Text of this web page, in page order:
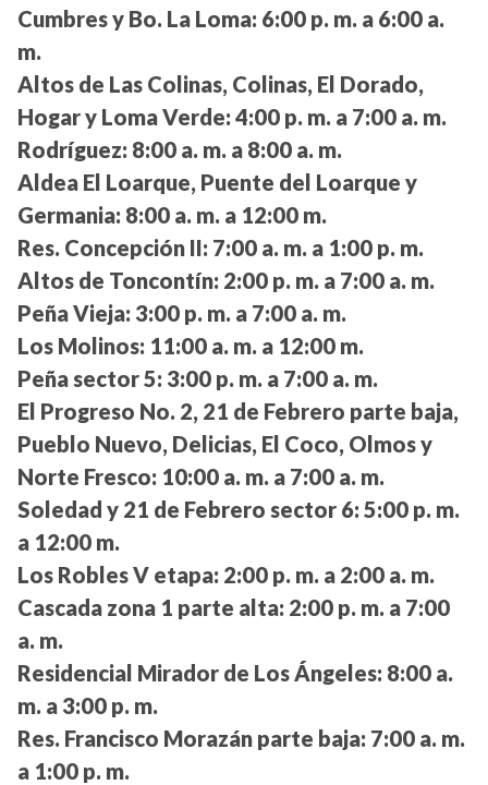
Cumbres y Bo. La Loma: 6:00 p. m. a 6:00 a.
m.
Altos de Las Colinas, Colinas, El Dorado,
Hogar y Loma Verde: 4:00 p. m. a 7:00 a. m.
Rodríguez: 8:00 a. m. a 8:00 a. m.
Aldea El Loarque, Puente del Loarque y
Germania: 8:00 a. m. a 12:00 m.
Res. Concepción II: 7:00 a. m. a 1:00 p. m.
Altos de Toncontín: 2:00 p. m. a 7:00 a. m.
Peña Vieja: 3:00 p. m. a 7:00 a. m.
Los Molinos: 11:00 a. m. a 12:00 m.
Peña sector 5: 3:00 p. m. a 7:00 a. m.
El Progreso No. 2, 21 de Febrero parte baja,
Pueblo Nuevo, Delicias, El Coco, Olmos y
Norte Fresco: 10:00 a. m. a 7:00 a. m.
Soledad y 21 de Febrero sector 6: 5:00 p. m.
a 12:00 m.
Los Robles V etapa: 2:00 p. m. a 2:00 a. m.
Cascada zona 1 parte alta: 2:00 p. m. a 7:00
a. m.
Residencial Mirador de Los Ángeles: 8:00 a.
m. a 3:00 p. m.
Res. Francisco Morazán parte baja: 7:00 a. m.
a 1:00 p. m.